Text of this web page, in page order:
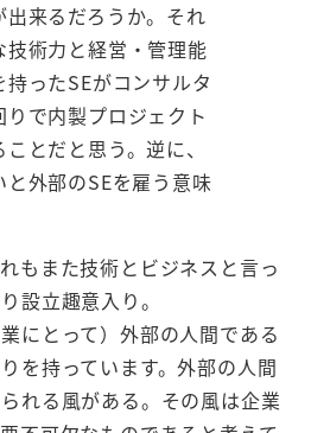
出来るだろうか。それ
技術力と経営・管理能
持ったSEがコンサルタ
りで内製プロジェクト
とだと思う。逆に、
と外部のSEを雇う意味
もまた技術とビジネスと言っ
設立趣意入り。
にとって）外部の人間である
を持っています。外部の人間
れる風がある。その風は企業